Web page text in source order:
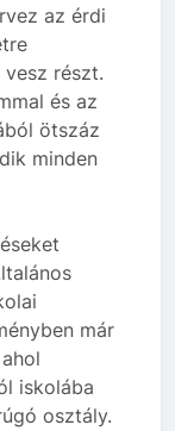
az érdi
részt.
és az
ötszáz
minden
már
iskolába
osztály.